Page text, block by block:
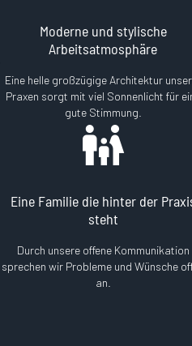
Moderne und stylische
Arbeitsatmosphäre
Eine helle großzügige Architektur
Praxen sorgt mit viel Sonnenlicht für
gute Stimmung.
Eine Familie die hinter der
steht
Durch unsere offene Kommunikation
sprechen wir Probleme und Wünsche
an.